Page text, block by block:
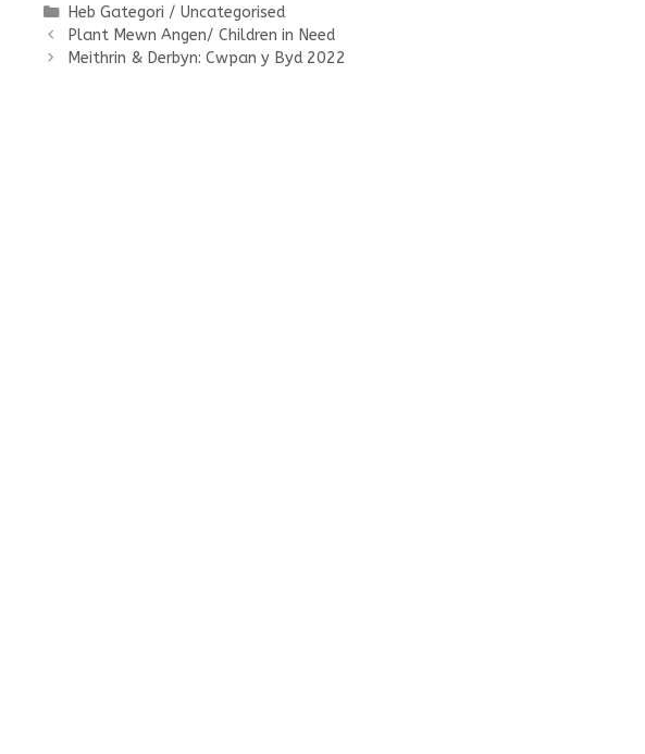
Categories
Heb Gategori / Uncategorised
Plant Mewn Angen/ Children in Need
Meithrin & Derbyn: Cwpan y Byd 2022